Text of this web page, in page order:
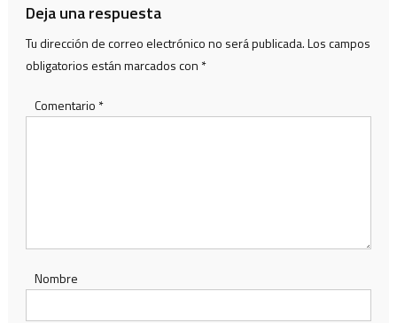
Deja una respuesta
Tu dirección de correo electrónico no será publicada.Los campos
obligatorios están marcados con *
Comentario *
Nombre